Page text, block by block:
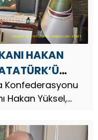
HAKAN
Konfederasyonu
Hakan Yüksel,
87.